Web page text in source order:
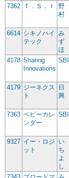
7362 Ｔ．Ｓ．Ｉ
野
村
6614 シキノハイ
テック
み
ず
ほ
4178 Sharing
Innovations
SBI
4179 ジーネクス
ト
日
興
7363 ベビーカレ
ンダー
SBI
9327 イー・ロジ
ット
い
ち
よ
し